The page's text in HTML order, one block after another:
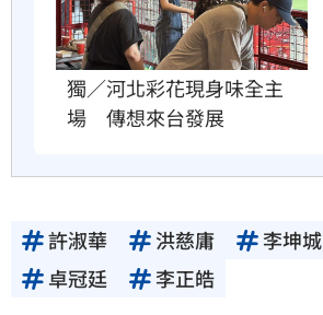
獨／河北彩花現身味全主
場　傳想來台發展
許淑華 洪慈庸 李坤城
卓冠廷
李正皓